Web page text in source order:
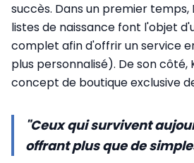
succès. Dans un premier
listes de naissance font l'objet
complet afin d'offrir un service
plus personnalisé). De son côté,
concept de boutique exclusive
"Ceux qui survivent
offrant plus que de